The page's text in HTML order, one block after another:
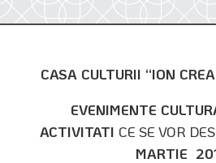
CASA CULTURII “ION
EVENIMENTE
ACTIVITATI CE SE VOR
MARTIE